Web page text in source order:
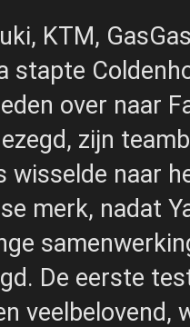
KTM,
stapte
over naar
zijn
wisselde naar
merk, nadat
De eerste
veelbelovend,